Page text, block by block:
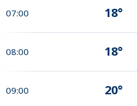
07:00 18°
08:00 18°
09:00 20°